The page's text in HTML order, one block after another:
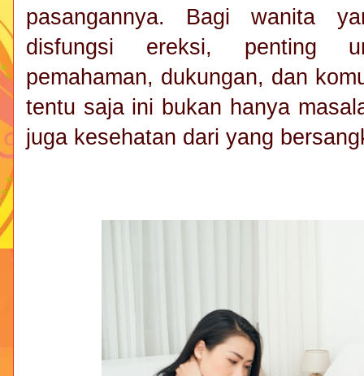
pasangannya. Bagi wanita
disfungsi ereksi, penting
pemahaman, dukungan, dan
tentu saja ini bukan hanya
juga kesehatan dari yang